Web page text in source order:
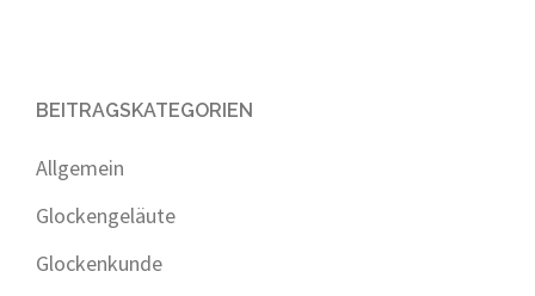
BEITRAGSKATEGORIEN
Allgemein
Glockengeläute
Glockenkunde